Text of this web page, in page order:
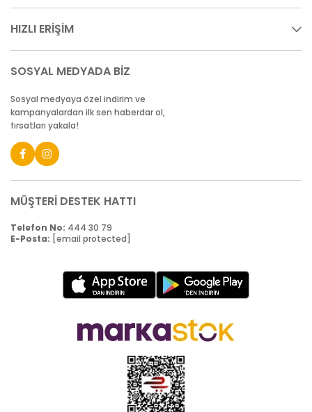
HIZLI ERİŞİM
SOSYAL MEDYADA BİZ
Sosyal medyaya özel indirim ve
kampanyalardan ilk sen haberdar ol,
fırsatları yakala!
MÜŞTERİ DESTEK HATTI
Telefon No: 444 30 79
E-Posta: [email protected]